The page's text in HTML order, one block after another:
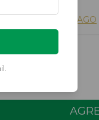
VER MEDIOS DE PAGO